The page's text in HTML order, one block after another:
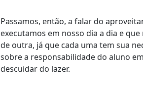
Passamos, então, a falar do
executamos em nosso dia a dia e
de outra, já que cada uma tem sua
sobre a responsabilidade do aluno
descuidar do lazer.